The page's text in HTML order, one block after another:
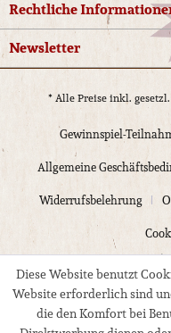
Rechtliche
Newsletter
* Alle Preise inkl.
Gewinnspiel-
Allgemeine
Widerrufsbelehrung
© 2024
Diese Website benutzt
Website erforderlich sind
die den Komfort bei